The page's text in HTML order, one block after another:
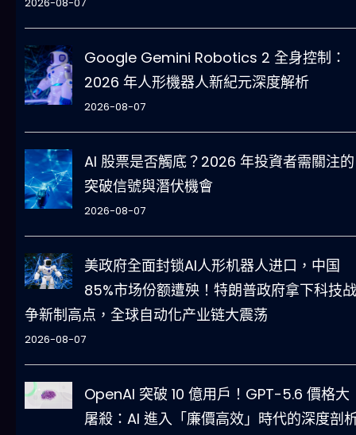
2026-08-07
Google Gemini Robotics 2 全身控制：
2026 年人形機器人新紀元深度解析
2026-08-07
AI 股票是否觸底？2026 年投資者需關注的
突破信號與潛伏機會
2026-08-07
美政府全面封锁AI人形机器人进口，中国
85%市场份额遭殃！特朗普政府拿下科技战
争新制高点，全球自动化产业链大震荡
2026-08-07
OpenAI 突破 10 億用戶！GPT-5.6 價格大
屠殺：AI 進入「廉價高效」時代的深度剖